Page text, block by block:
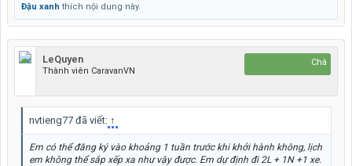
Đậu xanh thích nội dung này.
LeQuyen
Thành viên CaravanVN
Chân thèm
nvtieng77 đã viết: ↑
Em có thể đăng ký vào khoảng 1 tuần trước khi khởi hành không, lịch
em không thể sắp xếp xa như vậy được. Em dự định đi 2L + 1N +1 xe.